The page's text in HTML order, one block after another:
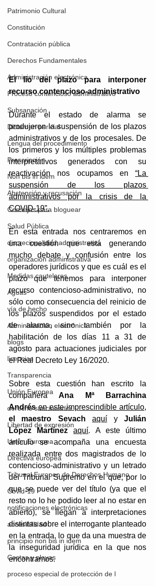
Patrimonio Cultural
Constitución
Contratación pública
Derechos Fundamentales
Administración electrónica
Proceso contencioso administrativo
Subsanación
Dictamen pericial
Lengua del procedimiento
Prescripción
Non bis in idem
Abstención y recusación
Consejos para bloguear
Salud Pública
discrecionalidad administrativa
organización administrativa
Medidas cautelares
Aguas
vía de hecho
Administración electrónica
blogs
licencias
Transparencia
Unión Europea
derecho sancionador
Libertad de expresión
Unión Europea
Directiva europea
Tribunal Europeo de Derechos Humano
Covid-19
notificaciones electrónicas
accesibilidad
principio non bis in idem
Costas y playas
proceso especial de protección de l
El lío del plazo para interponer
recurso contencioso-administrativo
Durante el estado de alarma se
produjeron la suspensión de los plazos
administrativos y de los procesales. De
los primeros y los múltiples problemas
interpretativos generados con su
reactivación nos ocupamos en “La
suspensión de los plazos
administrativos por la crisis de la
COVID-19”.
En esta entrada nos centraremos en
una cuestión que está generando
mucho debate y confusión entre los
operadores jurídicos y que es cuál es el
plazo que tenemos para interponer
recurso contencioso-administrativo, no
sólo como consecuencia del reinicio de
los plazos suspendidos por el estado
de alarma, sino también por la
habilitación de los días 11 a 31 de
agosto para actuaciones judiciales por
el Real Decreto Ley 16/2020.
Sobre esta cuestión han escrito la
compañera Ana Mª Barrachina
Andrés en este imprescindible artículo
el maestro Sevach
aquí y Julián
López Martínez aquí. A este último
artículo se acompaña una encuesta
realizada entre dos magistrados de lo
contencioso-administrativo y un letrado
del Tribunal Supremo en el que, por lo
que se puede ver del título (ya que el
resto no lo he podido leer al no estar en
abierto), se llegan a interpretaciones
distintas sobre el interrogante planteado
en la entrada, lo que da una muestra de
la inseguridad jurídica en la que nos
encontramos.